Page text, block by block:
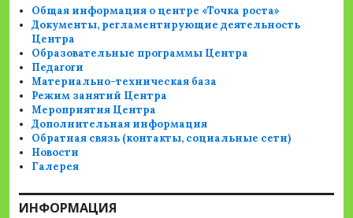
Общая информация о центре «Точка роста»
Документы, регламентирующие деятельность
Центра
Образовательные программы Центра
Педагоги
Материально-техническая база
Режим занятий Центра
Мероприятия Центра
Дополнительная информация
Обратная связь (контакты, социальные сети)
Новости
Галерея
ИНФОРМАЦИЯ